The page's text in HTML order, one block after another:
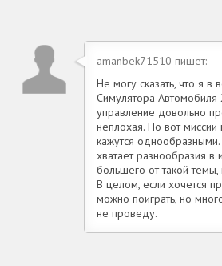
amanbek71510 пишет:
Не могу сказать, что я в
Симулятора Автомобиля
управление довольно
неплохая. Но вот миссии
кажутся
хватает разнообразия в
большего от такой темы,
В целом, если хочется
можно поиграть, но
не проведу.